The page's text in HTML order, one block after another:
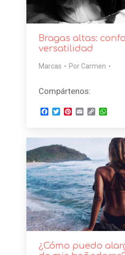
Bragas altas:
versatilidad
Marcas Por Carmen
Compártenos:
Facebook
TwitterPinterest
EmailCopy
¿Cómo puedo